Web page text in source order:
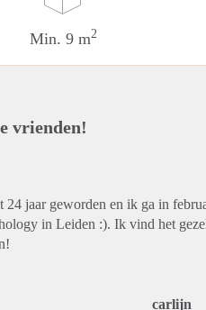
Min. 9 m2
vrienden!
jaar geworden en ik ga in
in Leiden :). Ik vind het
carlijn